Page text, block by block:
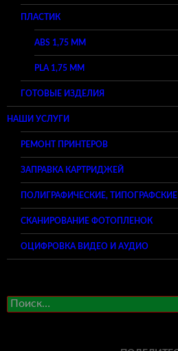
ПЛАСТИК
ABS 1,75 ММ
PLA 1,75 ММ
ГОТОВЫЕ ИЗДЕЛИЯ
НАШИ УСЛУГИ
РЕМОНТ ПРИНТЕРОВ
ЗАПРАВКА КАРТРИДЖЕЙ
ПОЛИГРАФИЧЕСКИЕ, ТИПОГРАФСКИЕ
СКАНИРОВАНИЕ ФОТОПЛЕНОК
ОЦИФРОВКА ВИДЕО И АУДИО
Найти: